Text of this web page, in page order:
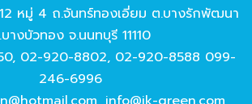
หมู่ 4 ถ.จันทร์ทองเอี่ยม ต.บางรักพัฒนา
างบัวทอง จ.นนทบุรี 11110
, 02-920-8802, 02-920-8588 099-
246-6996